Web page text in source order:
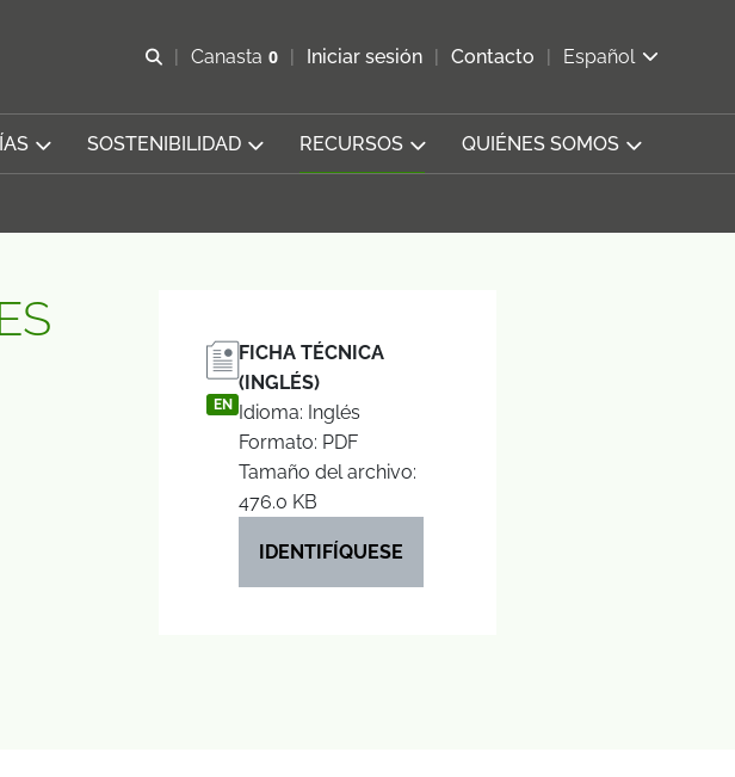
Abrir b&#250;squeda
Canasta 0
Ver carrito
Iniciar sesión Contacto Español
SOSTENIBILIDAD RECURSOS QUIÉNES SOMOS
EN
FICHA TÉCNICA
(INGLÉS)
Idioma: Inglés
Formato: PDF
Tamaño del archivo:
476.0 KB
IDENTIFÍQUESE